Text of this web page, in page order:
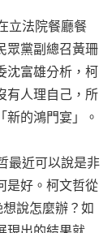
立法院餐廳餐
眾黨副總召黃珊
沈富雄分析，柯
有人理自己，所
的鴻門宴」。
最近可以說是非
是好。柯文哲從
說怎麼辦？如